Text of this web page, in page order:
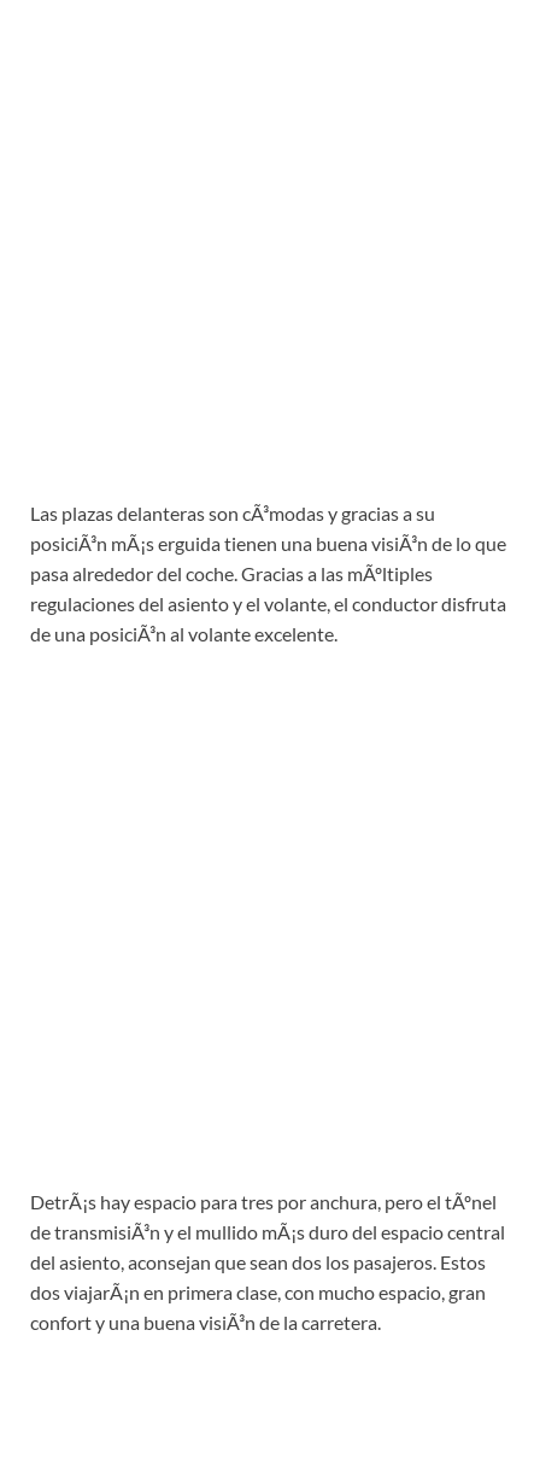
Las plazas delanteras son cÃ³modas y gracias a su
posiciÃ³n mÃ¡s erguida tienen una buena visiÃ³n de lo que
pasa alrededor del coche. Gracias a las mÃºltiples
regulaciones del asiento y el volante, el conductor disfruta
de una posiciÃ³n al volante excelente.
DetrÃ¡s hay espacio para tres por anchura, pero el tÃºnel
de transmisiÃ³n y el mullido mÃ¡s duro del espacio central
del asiento, aconsejan que sean dos los pasajeros. Estos
dos viajarÃ¡n en primera clase, con mucho espacio, gran
confort y una buena visiÃ³n de la carretera.